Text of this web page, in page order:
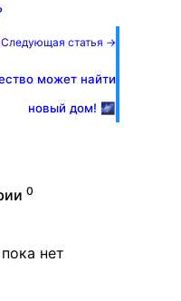
Следующая статья →
может найти
новый дом! 🌌
0
нет